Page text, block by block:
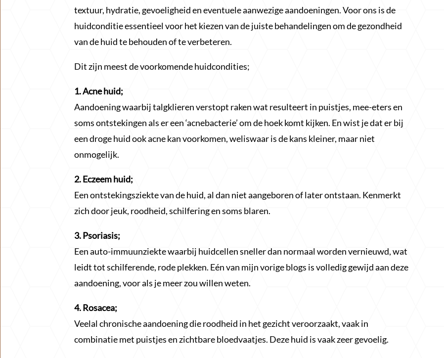
textuur, hydratie, gevoeligheid en eventuele aanwezige aandoeningen. Voor ons is de
huidconditie essentieel voor het kiezen van de juiste behandelingen om de gezondheid
van de huid te behouden of te verbeteren.
Dit zijn meest de voorkomende huidcondities;
1. Acne huid;
Aandoening waarbij talgklieren verstopt raken wat resulteert in puistjes, mee-eters en
soms ontstekingen als er een ‘acnebacterie’ om de hoek komt kijken. En wist je dat er bij
een droge huid ook acne kan voorkomen, weliswaar is de kans kleiner, maar niet
onmogelijk.
2. Eczeem huid;
Een ontstekingsziekte van de huid, al dan niet aangeboren of later ontstaan. Kenmerkt
zich door jeuk, roodheid, schilfering en soms blaren.
3. Psoriasis;
Een auto-immuunziekte waarbij huidcellen sneller dan normaal worden vernieuwd, wat
leidt tot schilferende, rode plekken. Eén van mijn vorige blogs is volledig gewijd aan deze
aandoening, voor als je meer zou willen weten.
4. Rosacea;
Veelal chronische aandoening die roodheid in het gezicht veroorzaakt, vaak in
combinatie met puistjes en zichtbare bloedvaatjes. Deze huid is vaak zeer gevoelig.